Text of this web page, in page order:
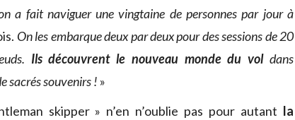
a fait naviguer une vingtaine de personnes par jour à
On les embarque deux par deux pour des sessions de 20
Ils découvrent le nouveau monde du vol dans
sacrés souvenirs ! »
skipper » n’en n’oublie pas pour autant la